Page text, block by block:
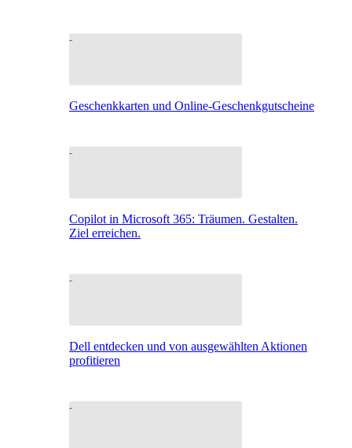
Geschenkkarten und Online-Geschenkgutscheine
Copilot in Microsoft 365: Träumen. Gestalten.
Ziel erreichen.
Dell entdecken und von ausgewählten Aktionen
profitieren